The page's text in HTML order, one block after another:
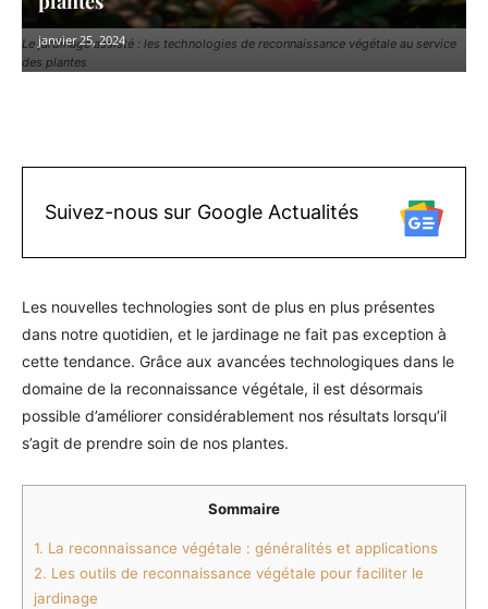
Le jardinage assisté : les technologies de reconnaissance végétale au service
des plantes
janvier 25, 2024
Suivez-nous sur Google Actualités
Les nouvelles technologies sont de plus en plus présentes
dans notre quotidien, et le jardinage ne fait pas exception à
cette tendance. Grâce aux avancées technologiques dans le
domaine de la reconnaissance végétale, il est désormais
possible d’améliorer considérablement nos résultats lorsqu’il
s’agit de prendre soin de nos plantes.
Sommaire
1. La reconnaissance végétale : généralités et applications
2. Les outils de reconnaissance végétale pour faciliter le
jardinage